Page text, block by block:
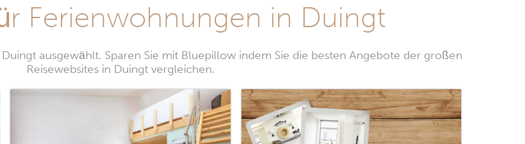
Ferienwohnungen in Duingt
ausgewählt. Sparen Sie mit Bluepillow indem Sie die besten Angebote der großen
Reisewebsites in Duingt vergleichen.